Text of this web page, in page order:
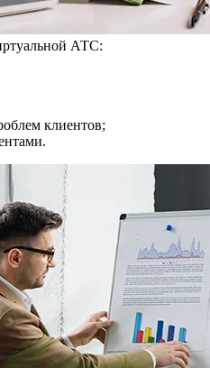
АТС:
клиентов;